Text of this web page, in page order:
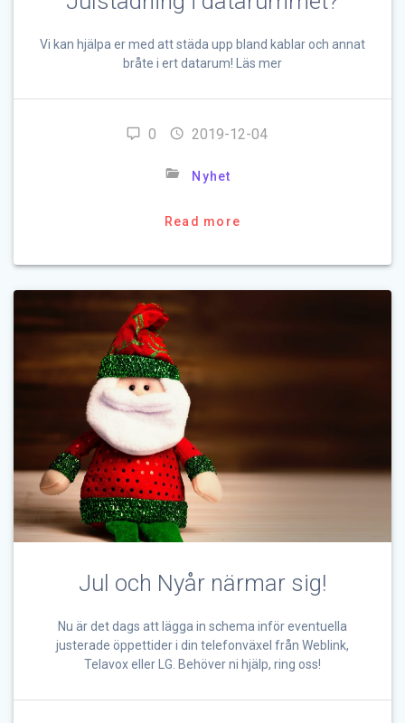
Vi kan hjälpa er med att städa upp bland kablar och annat
bråte i ert datarum! Läs mer
0 2019-12-04
Nyhet
Read more
Jul och Nyår närmar sig!
Nu är det dags att lägga in schema inför eventuella
justerade öppettider i din telefonväxel från Weblink,
Telavox eller LG. Behöver ni hjälp, ring oss!